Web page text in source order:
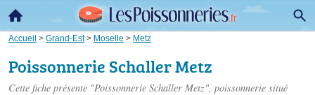
Accueil > Grand-Est> Moselle > Metz
Poissonnerie Schaller Metz
Cette fiche présente "Poissonnerie Schaller Metz", poissonnerie situé